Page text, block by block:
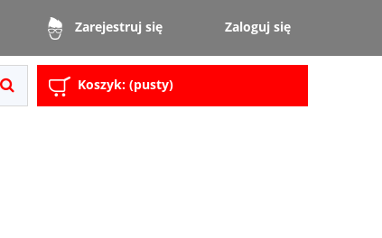
Zarejestruj się Zaloguj się
Koszyk: (pusty)